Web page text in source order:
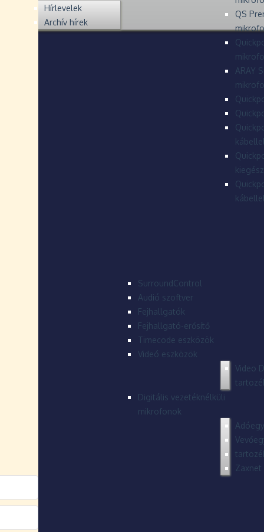
QS
ARAY
SurroundControl
Audió szoftver
Fejhallgatók
Fejhallgató-erősítő
Timecode eszközök
Videó eszközök
Video
Digitális vezetéknélküli
mikrofonok
Zaxnet
Hírlevelek
Archív hírek